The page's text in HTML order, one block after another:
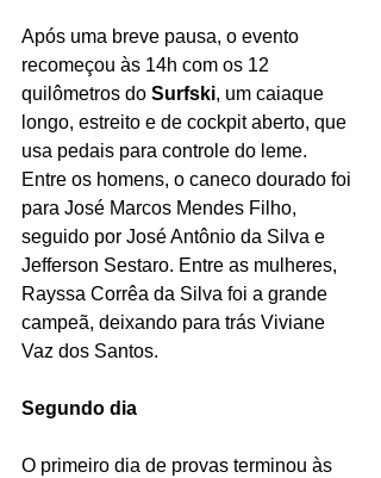
Após uma breve pausa, o evento
recomeçou às 14h com os 12
quilômetros do Surfski, um caiaque
longo, estreito e de cockpit aberto, que
usa pedais para controle do leme.
Entre os homens, o caneco dourado foi
para José Marcos Mendes Filho,
seguido por José Antônio da Silva e
Jefferson Sestaro. Entre as mulheres,
Rayssa Corrêa da Silva foi a grande
campeã, deixando para trás Viviane
Vaz dos Santos.
Segundo dia
O primeiro dia de provas terminou às